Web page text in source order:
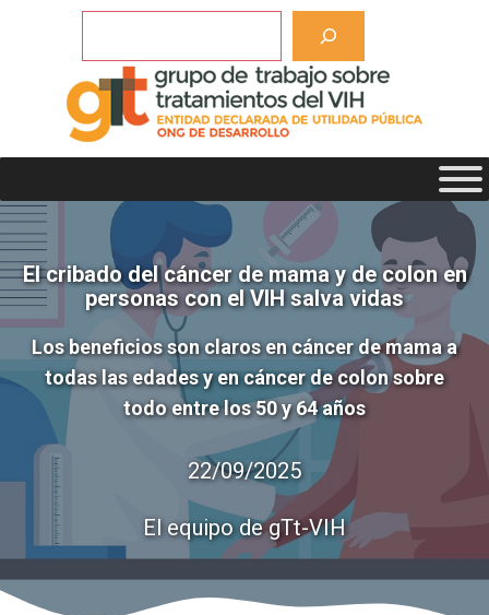
El cribado del cáncer de mama y de colon en
personas con el VIH salva vidas
Los beneficios son claros en cáncer de mama a
todas las edades y en cáncer de colon sobre
todo entre los 50 y 64 años
22/09/2025
El equipo de gTt-VIH